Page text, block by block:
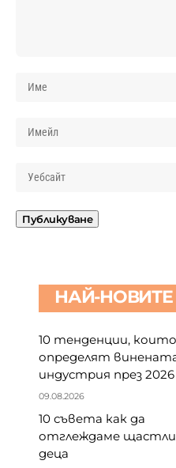
НАЙ-НОВИТЕ
10 тенденции,
определят
индустрия през 2026
09.08.2026
10 съвета как да
отглеждаме
деца